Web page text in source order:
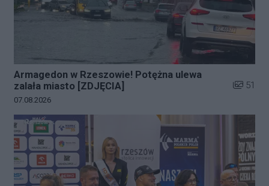
Armagedon w Rzeszowie! Potężna ulewa
zalała miasto [ZDJĘCIA]
Liczba
51
Data dodania galerii:
07.08.2026